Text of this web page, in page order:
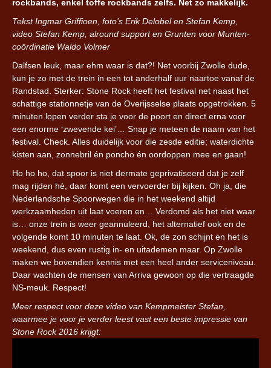
rockbands, enkel toffe rockbands zelfs. Net zo makkelijk.
Tekst Ingmar Griffioen, foto’s Erik Delobel en Stefan Kemp,
video Stefan Kemp, alround support en Grunten voor Munten-
coördinatie Waldo Volmer
Dalfsen leuk, maar ehm waar is dat?! Net voorbij Zwolle dude,
kun je zo met de trein in een tot anderhalf uur naartoe vanaf de
Randstad. Sterker: Stone Rock heeft het festival net naast het
schattige stationnetje van de Overijsselse plaats opgetrokken. 5
minuten lopen verder sta je voor de poort en direct erna voor
een enorme ‘zwevende kei’… Snap je meteen de naam van het
festival. Check. Alles duidelijk voor die zesde editie; waterdichte
kisten aan, zonnebril én poncho én oordoppen mee en gaan!
Ho ho ho, dat spoor is niet dermate geprivatiseerd dat je zelf
mag rijden hè, daar komt een vervoerder bij kijken. Oh ja, die
Nederlandsche Spoorwegen die in het weekend altijd
werkzaamheden uit laat voeren en… Verdomd als het niet waar
is… onze trein is weer geannuleerd, het alternatief ook en de
volgende komt 10 minuten te laat. Ok, de zon schijnt en het is
weekend, dus even rustig in- en uitademen maar. Op Zwolle
maken we bovendien kennis met een heel ander serviceniveau.
Daar wachten de mensen van Arriva gewoon op die vertraagde
NS-meuk. Respect!
Meer respect voor deze video van Kempmeister Stefan,
waarmee je voor je verder leest vast een beste impressie van
Stone Rock 2016 krijgt: